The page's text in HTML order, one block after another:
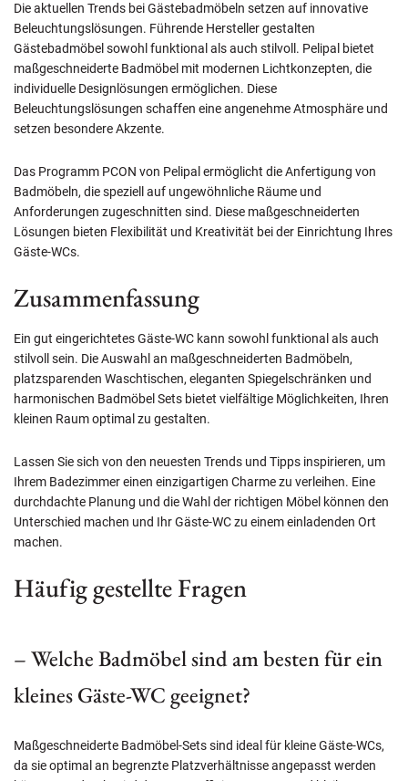
Die aktuellen Trends bei Gästebadmöbeln setzen auf innovative
Beleuchtungslösungen. Führende Hersteller gestalten
Gästebadmöbel sowohl funktional als auch stilvoll. Pelipal bietet
maßgeschneiderte Badmöbel mit modernen Lichtkonzepten, die
individuelle Designlösungen ermöglichen. Diese
Beleuchtungslösungen schaffen eine angenehme Atmosphäre und
setzen besondere Akzente.
Das Programm PCON von Pelipal ermöglicht die Anfertigung von
Badmöbeln, die speziell auf ungewöhnliche Räume und
Anforderungen zugeschnitten sind. Diese maßgeschneiderten
Lösungen bieten Flexibilität und Kreativität bei der Einrichtung Ihres
Gäste-WCs.
Zusammenfassung
Ein gut eingerichtetes Gäste-WC kann sowohl funktional als auch
stilvoll sein. Die Auswahl an maßgeschneiderten Badmöbeln,
platzsparenden Waschtischen, eleganten Spiegelschränken und
harmonischen Badmöbel Sets bietet vielfältige Möglichkeiten, Ihren
kleinen Raum optimal zu gestalten.
Lassen Sie sich von den neuesten Trends und Tipps inspirieren, um
Ihrem Badezimmer einen einzigartigen Charme zu verleihen. Eine
durchdachte Planung und die Wahl der richtigen Möbel können den
Unterschied machen und Ihr Gäste-WC zu einem einladenden Ort
machen.
Häufig gestellte Fragen
– Welche Badmöbel sind am besten für ein
kleines Gäste-WC geeignet?
Maßgeschneiderte Badmöbel-Sets sind ideal für kleine Gäste-WCs,
da sie optimal an begrenzte Platzverhältnisse angepasst werden